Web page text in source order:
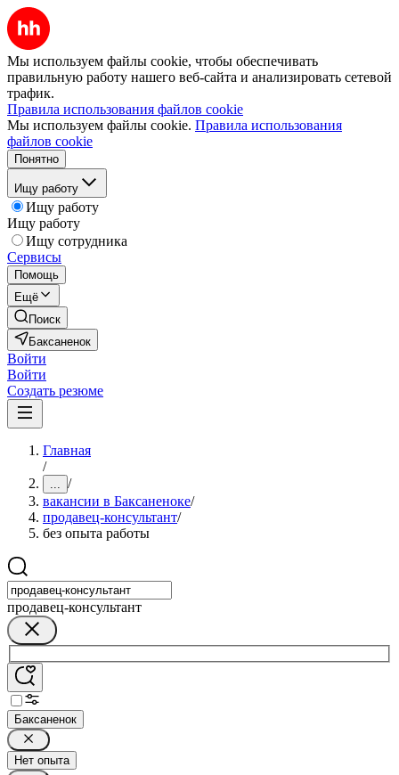
Мы используем файлы cookie, чтобы обеспечивать
правильную работу нашего веб-сайта и анализировать сетевой
трафик.
Правила использования файлов cookie
Мы используем файлы cookie. Правила использования
файлов cookie
Понятно
Ищу работу
Ищу работу
Ищу работу
Ищу сотрудника
Сервисы
Помощь
Ещё
Поиск
Баксаненок
Войти
Войти
Создать резюме
Главная
/
... /
вакансии в Баксаненоке/
продавец-консультант/
без опыта работы
продавец-консультант
Баксаненок
Нет опыта